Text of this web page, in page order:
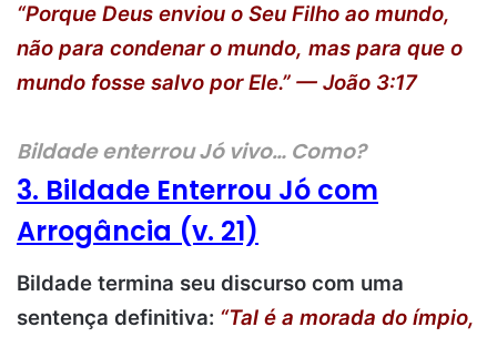
“Porque Deus enviou o Seu Filho ao mundo,
não para condenar o mundo, mas para que o
mundo fosse salvo por Ele.” — João 3:17
Bildade enterrou Jó vivo… Como?
3. Bildade Enterrou Jó com
Arrogância (v. 21)
Bildade termina seu discurso com uma
sentença definitiva: “Tal é a morada do ímpio,